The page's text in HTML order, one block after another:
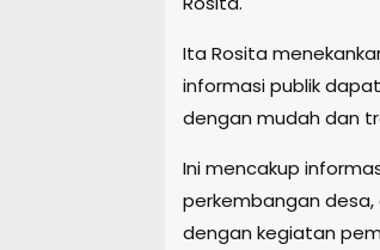
Ita Rosita
informasi publik
dengan mudah dan
Ini mencakup
perkembangan
dengan kegiatan